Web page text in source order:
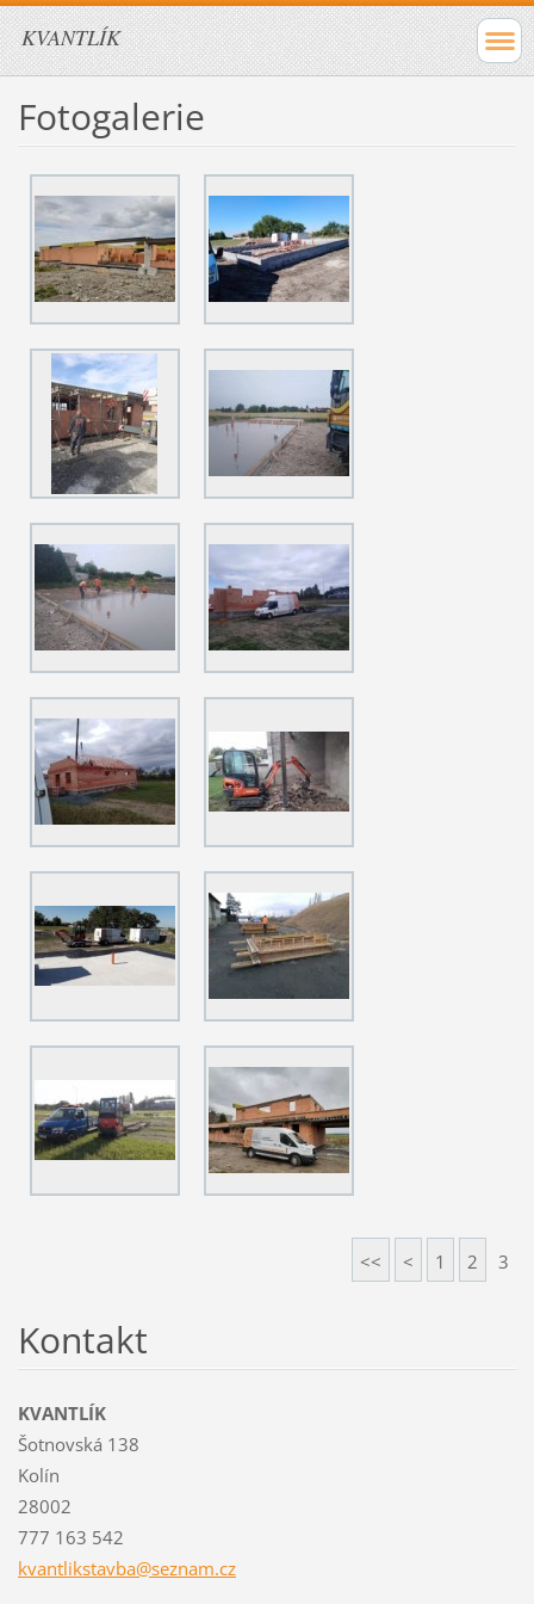
KVANTLÍK
Fotogalerie
<< < 1 2 3
Kontakt
KVANTLÍK
Šotnovská 138
Kolín
28002
777 163 542
kvantlikstavba@seznam.cz